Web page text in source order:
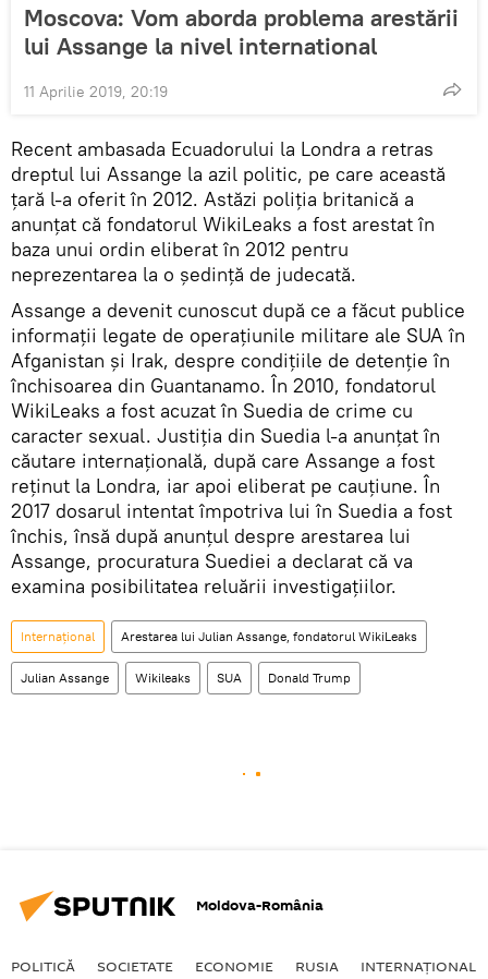
Moscova: Vom aborda problema arestării
lui Assange la nivel international
11 Aprilie 2019, 20:19
Recent ambasada Ecuadorului la Londra a retras
dreptul lui Assange la azil politic, pe care această
țară l-a oferit în 2012. Astăzi poliția britanică a
anunțat că fondatorul WikiLeaks a fost arestat în
baza unui ordin eliberat în 2012 pentru
neprezentarea la o ședință de judecată.
Assange a devenit cunoscut după ce a făcut publice
informații legate de operațiunile militare ale SUA în
Afganistan și Irak, despre condițiile de detenție în
închisoarea din Guantanamo. În 2010, fondatorul
WikiLeaks a fost acuzat în Suedia de crime cu
caracter sexual. Justiția din Suedia l-a anunțat în
căutare internațională, după care Assange a fost
reținut la Londra, iar apoi eliberat pe cauțiune. În
2017 dosarul intentat împotriva lui în Suedia a fost
închis, însă după anunțul despre arestarea lui
Assange, procuratura Suediei a declarat că va
examina posibilitatea reluării investigațiilor.
Internaţional Arestarea lui Julian Assange, fondatorul WikiLeaks
Julian Assange Wikileaks SUA Donald Trump
Moldova-România
POLITICĂ SOCIETATE ECONOMIE RUSIA INTERNAŢIONAL